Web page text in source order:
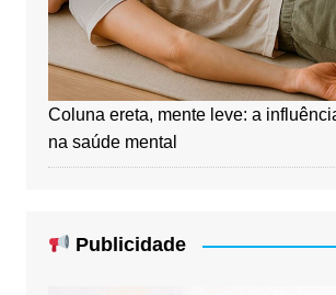
Coluna ereta, mente leve: a
na saúde mental
Publicidade